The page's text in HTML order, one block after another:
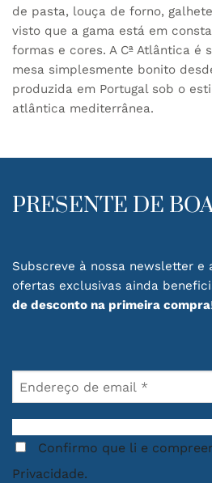
de pasta, louça de forno,
visto que a gama está em
formas e cores. A Cª Atlântica é
mesa simplesmente bonito
produzida em Portugal sob o
atlântica mediterrânea.
PRESENTE DE
Subscreve à nossa newsletter e
ofertas exclusivas ainda
de desconto na primeira compra!
Privacidade.